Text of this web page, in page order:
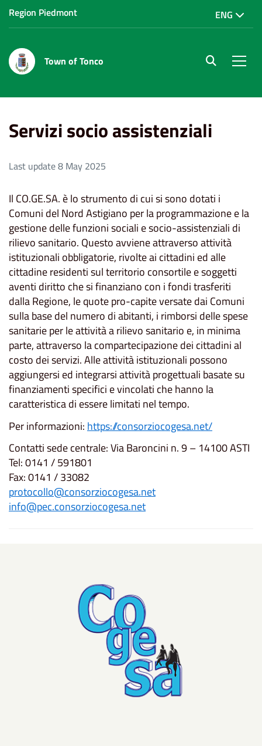
Region Piedmont ENG
Town of Tonco site.searc
Servizi socio assistenziali
Last update 8 May 2025
Il CO.GE.SA. è lo strumento di cui si sono dotati i
Comuni del Nord Astigiano per la programmazione e la
gestione delle funzioni sociali e socio-assistenziali di
rilievo sanitario. Questo avviene attraverso attività
istituzionali obbligatorie, rivolte ai cittadini ed alle
cittadine residenti sul territorio consortile e soggetti
aventi diritto che si finanziano con i fondi trasferiti
dalla Regione, le quote pro-capite versate dai Comuni
sulla base del numero di abitanti, i rimborsi delle spese
sanitarie per le attività a rilievo sanitario e, in minima
parte, attraverso la compartecipazione dei cittadini al
costo dei servizi. Alle attività istituzionali possono
aggiungersi ed integrarsi attività progettuali basate su
finanziamenti specifici e vincolati che hanno la
caratteristica di essere limitati nel tempo.
Per informazioni: https://consorziocogesa.net/
Contatti sede centrale: Via Baroncini n. 9 – 14100 ASTI
Tel: 0141 / 591801
Fax: 0141 / 33082
protocollo@consorziocogesa.net
info@pec.consorziocogesa.net